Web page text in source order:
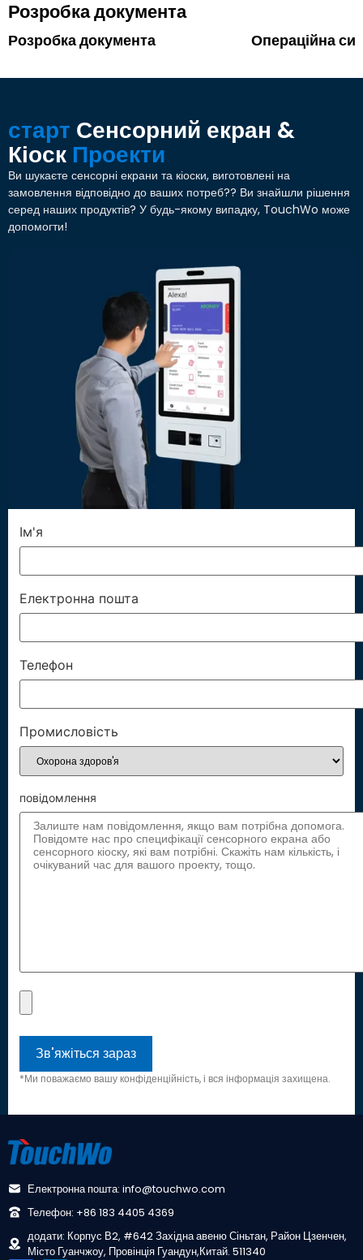
Розробка документа
Розробка документа Операційна
старт Сенсорний екран &
Кіоск Проекти
Ви шукаєте сенсорні екрани та кіоски, виготовлені на
замовлення відповідно до ваших потреб?? Ви знайшли рішення
серед наших продуктів? У будь-якому випадку, TouchWo може
допомогти!
Ім'я
Електронна пошта
Телефон
Промисловість
повідомлення
*Ми поважаємо вашу конфіденційність, і вся інформація захищена.
Електронна пошта: info@touchwo.com
Телефон: +86 183 4405 4369
додати: Корпус В2, #642 Західна авеню Сіньтан, Район Цзенчен,
Місто Гуанчжоу, Провінція Гуандун,Китай. 511340